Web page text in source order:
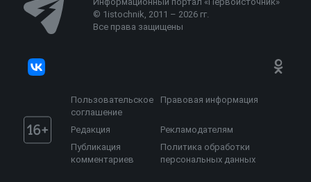
© 1istochnik, 2011 – 2026 гг.
Все права защищены
Пользовательское
соглашение
Правовая информация
Редакция
Рекламодателям
Публикация
комментариев
Политика обработки
персональных данных